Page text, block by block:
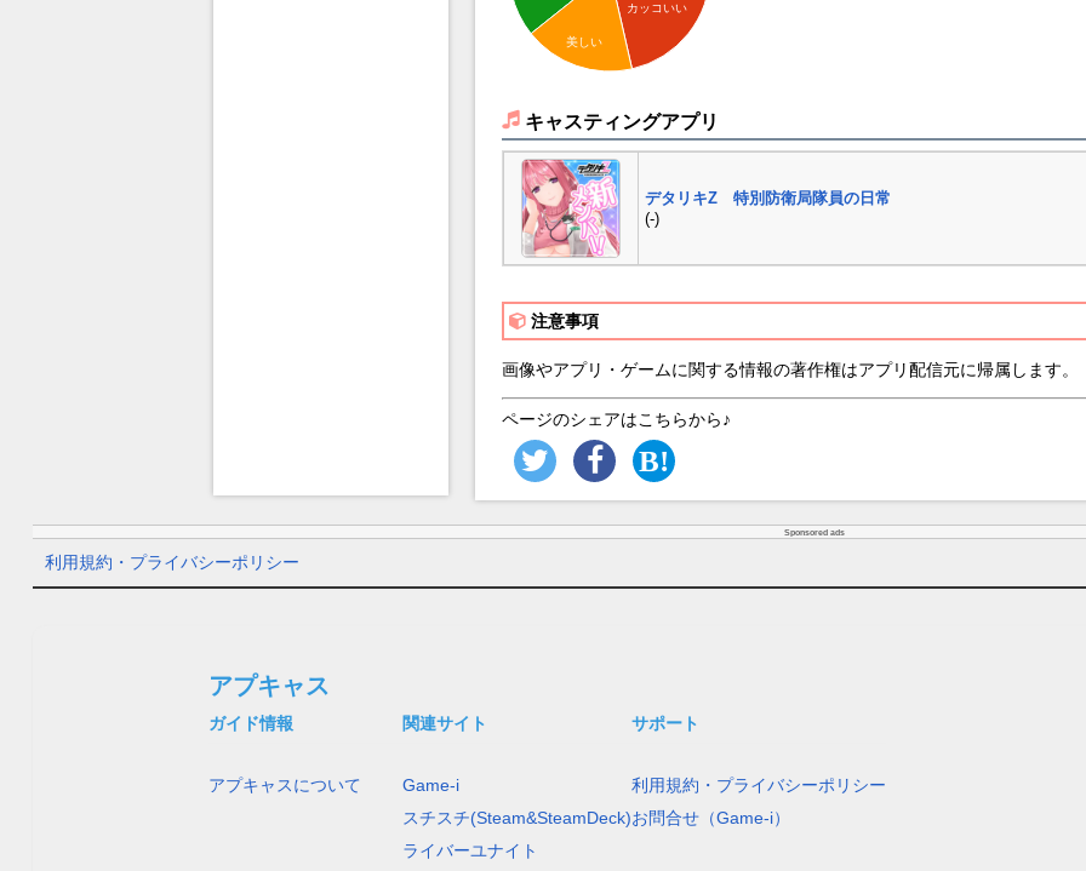
カッコいい
美しい
キャスティングアプリ
デタリキZ 特別防衛局隊員の日常
(-)
注意事項
画像やアプリ・ゲームに関する情報の著作権はアプリ配信元に帰属します。
ページのシェアはこちらから♪
Sponsored ads
利用規約・プライバシーポリシー
アプキャス
ガイド情報
アプキャスについて
関連サイト
Game-i
スチスチ(Steam&SteamDeck)
ライバーユナイト
サポート
利用規約・プライバシーポリシー
お問合せ（Game-i）